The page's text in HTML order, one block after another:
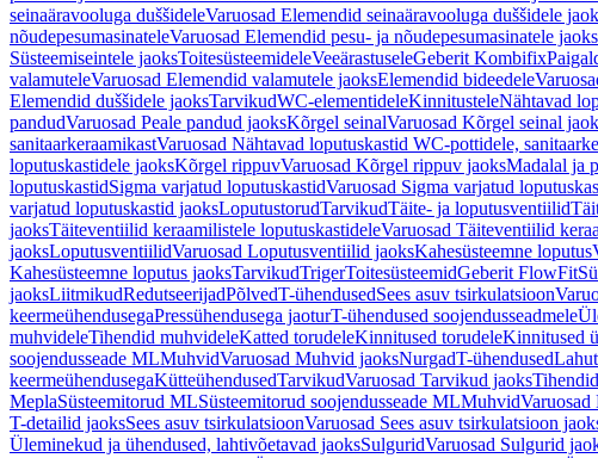
seinaäravooluga duššideleVaruosad Elemendid seinaäravooluga duššidele
nõudepesumasinateleVaruosad Elemendid pesu- ja nõudepesumasinatele jaoks
Süsteemiseintele jaoksToitesüsteemideleVeeärastuseleGeberit Kombifix
valamuteleVaruosad Elemendid valamutele jaoksElemendid bideedele
Elemendid duššidele jaoksTarvikudWC-elementideleKinnitusteleNähtavad
pandudVaruosad Peale pandud jaoksKõrgel seinalVaruosad Kõrgel seinal
sanitaarkeraamikastVaruosad Nähtavad loputuskastid WC-pottidele,
loputuskastidele jaoksKõrgel rippuvVaruosad Kõrgel rippuv jaoksMadalal ja
loputuskastidSigma varjatud loputuskastidVaruosad Sigma varjatud
varjatud loputuskastid jaoksLoputustorudTarvikudTäite- ja loputusventiilid
jaoksTäiteventiilid keraamilistele loputuskastideleVaruosad Täiteventiilid
jaoksLoputusventiilidVaruosad Loputusventiilid jaoksKahesüsteemne loputus
Kahesüsteemne loputus jaoksTarvikudTrigerToitesüsteemidGeberit FlowFit
jaoksLiitmikudRedutseerijadPõlvedT-ühendusedSees asuv tsirkulatsioon
keermeühendusegaPressühendusega jaoturT-ühendused soojendusseadmele
muhvideleTihendid muhvideleKatted torudeleKinnitused torudeleKinnitused
soojendusseade MLMuhvidVaruosad Muhvid jaoksNurgadT-ühendused
keermeühendusegaKütteühendusedTarvikudVaruosad Tarvikud jaoks
MeplaSüsteemitorud MLSüsteemitorud soojendusseade MLMuhvid
T-detailid jaoksSees asuv tsirkulatsioonVaruosad Sees asuv tsirkulatsioon
Üleminekud ja ühendused, lahtivõetavad jaoksSulguridVaruosad Sulgurid